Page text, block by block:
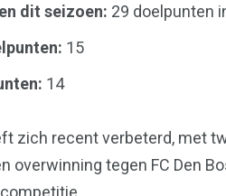
dit seizoen: 29 doelpunten
15
14
zich recent verbeterd, met
overwinning tegen FC Den